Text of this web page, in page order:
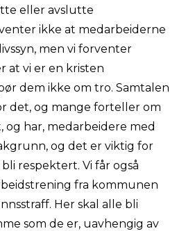
eller avslutte
ikke at medarbeiderne
men vi forventer
at vi er en kristen
dem ikke om tro. Samtalen
det, og mange forteller om
og har, medarbeidere med
og det er viktig for
respektert. Vi får også
fra kommunen
Her skal alle bli
som de er, uavhengig av